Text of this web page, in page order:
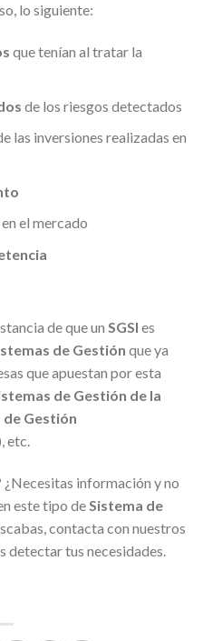
lo siguiente:
que tenían al tratar la
de los riesgos detectados
las inversiones realizadas en
en el mercado
de que un SGSI es
de Gestión que ya
que apuestan por esta
de Gestión de la
de Gestión
, etc.
¿Necesitas información y no
este tipo deSistema de
contacta con nuestros
detectar tus necesidades.